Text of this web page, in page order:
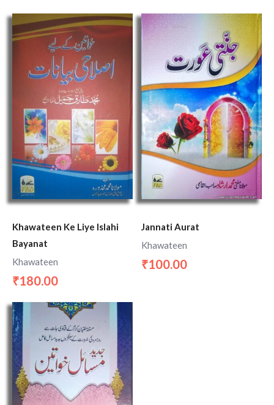
Khawateen Ke Liye Islahi
Bayanat
Khawateen
₹180.00
Jannati Aurat
Khawateen
₹100.00